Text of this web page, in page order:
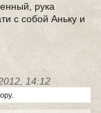
рука
с собой Аньку и
14:12